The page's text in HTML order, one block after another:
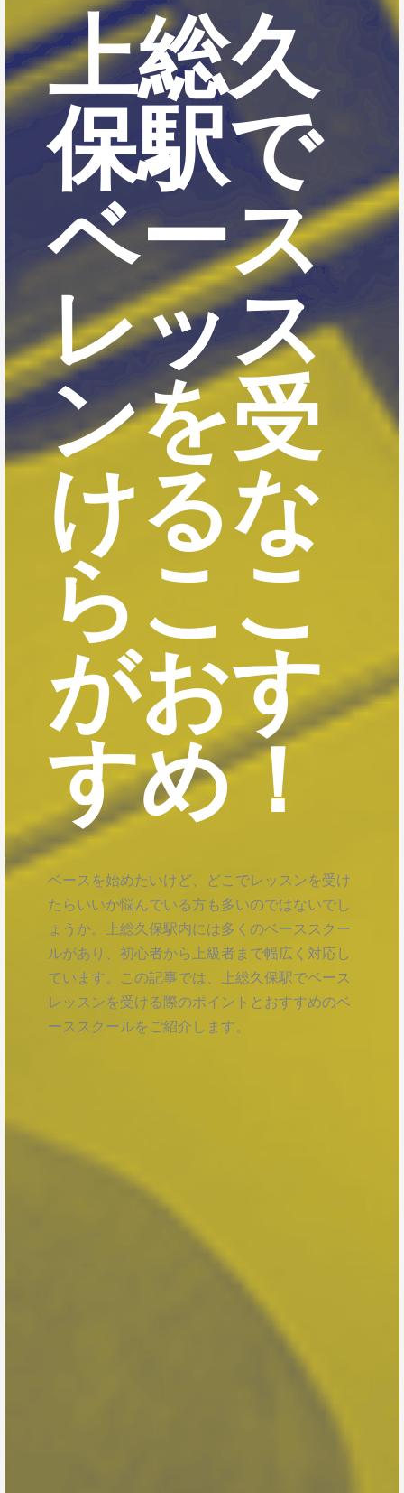
上総久
保駅で
ベース
レッス
ンを受
けるな
らここ
がおす
すめ！
ベースを始めたいけど、どこでレッスンを受け
たらいいか悩んでいる方も多いのではないでし
ょうか。上総久保駅内には多くのベーススクー
ルがあり、初心者から上級者まで幅広く対応し
ています。この記事では、上総久保駅でベース
レッスンを受ける際のポイントとおすすめのベ
ーススクールをご紹介します。